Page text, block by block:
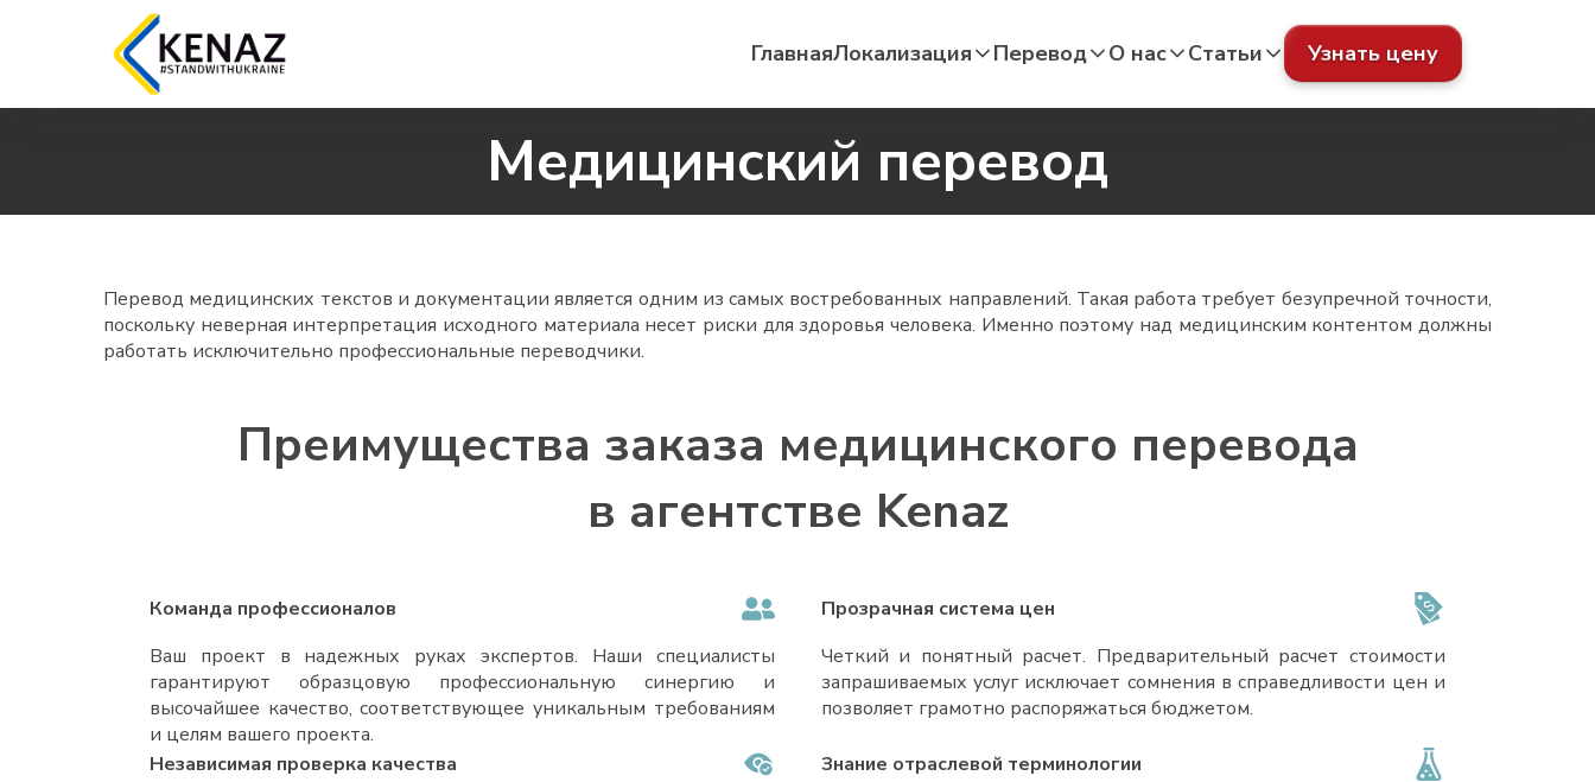
ГлавнаяЛокализация Перевод О нас Статьи Узнать цену
Медицинский перевод
Перевод медицинских текстов и документации является одним из самых востребованных направлений. Такая работа требует безупречной точности,
поскольку неверная интерпретация исходного материала несет риски для здоровья человека. Именно поэтому над медицинским контентом должны
работать исключительно профессиональные переводчики.
Преимущества заказа медицинского перевода
в агентстве Kenaz
Команда профессионалов
Ваш проект в надежных руках экспертов. Наши специалисты
гарантируют образцовую профессиональную синергию и
высочайшее качество, соответствующее уникальным требованиям
и целям вашего проекта.
Прозрачная система цен
Четкий и понятный расчет. Предварительный расчет стоимости
запрашиваемых услуг исключает сомнения в справедливости цен и
позволяет грамотно распоряжаться бюджетом.
Независимая проверка качества
Знание отраслевой терминологии